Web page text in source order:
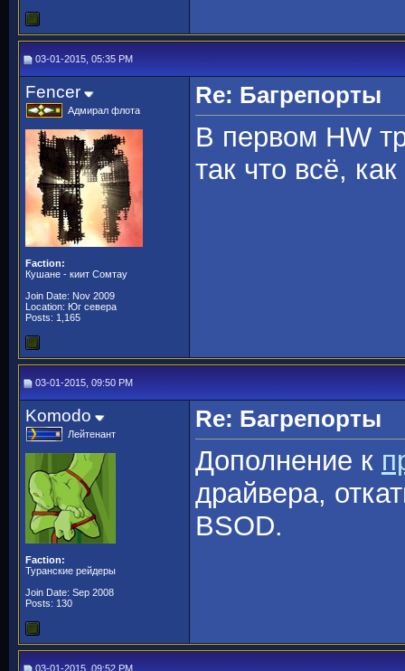
03-01-2015, 05:35 PM
Fencer
Адмирал флота
Faction:
Кушане - киит Сомтау
Join Date: Nov 2009
Location: Юг севера
Posts: 1,165
Re: Багрепорты
В первом HW
так что всё,
03-01-2015, 09:50 PM
Komodo
Лейтенант
Faction:
Туранские рейдеры
Join Date: Sep 2008
Posts: 130
Re: Багрепорты
Дополнение к
драйвера,
BSOD.
03-01-2015, 09:52 PM